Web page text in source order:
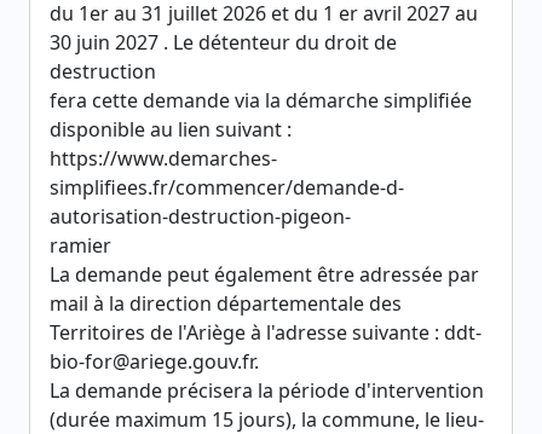
du 1er au 31 juillet 2026 et du 1 er avril 2027 au
30 juin 2027 . Le détenteur du droit de
destruction
fera cette demande via la démarche simplifiée
disponible au lien suivant :
https://www.demarches-
simplifiees.fr/commencer/demande-d-
autorisation-destruction-pigeon-
ramier
La demande peut également être adressée par
mail à la direction départementale des
Territoires de l'Ariège à l'adresse suivante : ddt-
bio-for@ariege.gouv.fr.
La demande précisera la période d'intervention
(durée maximum 15 jours), la commune, le lieu-